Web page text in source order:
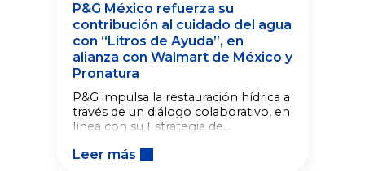
P&G México refuerza su
contribución al cuidado del agua
con “Litros de Ayuda”, en
alianza con Walmart de México y
Pronatura
P&G impulsa la restauración hídrica a
través de un diálogo colaborativo, en
línea con su Estrategia de
reafirmando su liderazgo en el
Leer más